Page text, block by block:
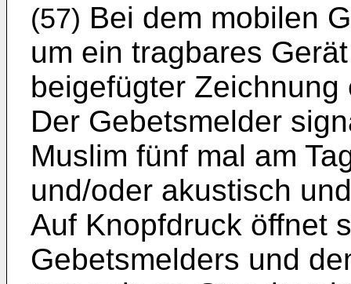
(57) Bei dem mobilen
um ein tragbares
beigefügter Zeichnung
Der Gebetsmelder
Muslim fünf mal am
und/oder akustisch
Auf Knopfdruck öffnet
Gebetsmelders und